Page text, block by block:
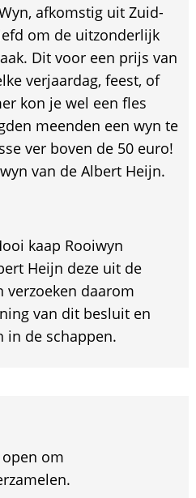
afkomstig uit Zuid-
om de uitzonderlijk
Dit voor een prijs van
verjaardag, feest, of
kon je wel een fles
meenden een wyn te
ver boven de 50 euro!
van de Albert Heijn.
kaap Rooiwyn
Heijn deze uit de
verzoeken daarom
van dit besluit en
in de schappen.
om